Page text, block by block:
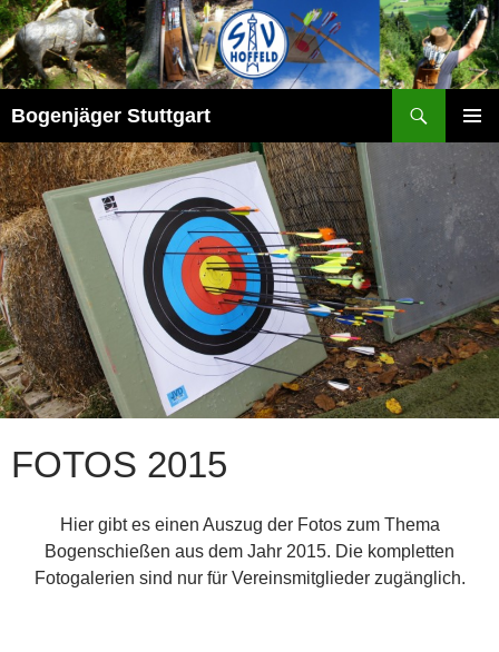
Zum
Inhalt
springen
Bogenjäger Stuttgart
MENÜ
FOTOS 2015
Hier gibt es einen Auszug der Fotos zum Thema
Bogenschießen aus dem Jahr 2015. Die kompletten
Fotogalerien sind nur für Vereinsmitglieder zugänglich.